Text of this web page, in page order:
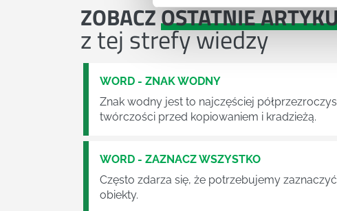
ZOBACZOSTATNIE
z tej strefy wiedzy
WORD - ZNAK WODNY
Znak wodny jest to najczęściej
twórczości przed kopiowaniem i kradzieżą.
WORD - ZAZNACZ WSZYSTKO
Często zdarza się, że potrzebujemy
obiekty.